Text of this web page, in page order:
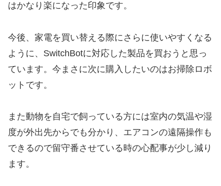
はかなり楽になった印象です。
今後、家電を買い替える際にさらに使いやすくなる
ように、SwitchBotに対応した製品を買おうと思っ
ています。今まさに次に購入したいのはお掃除ロボ
ットです。
また動物を自宅で飼っている方には室内の気温や湿
度が外出先からでも分かり、エアコンの遠隔操作も
できるので留守番させている時の心配事が少し減り
ます。